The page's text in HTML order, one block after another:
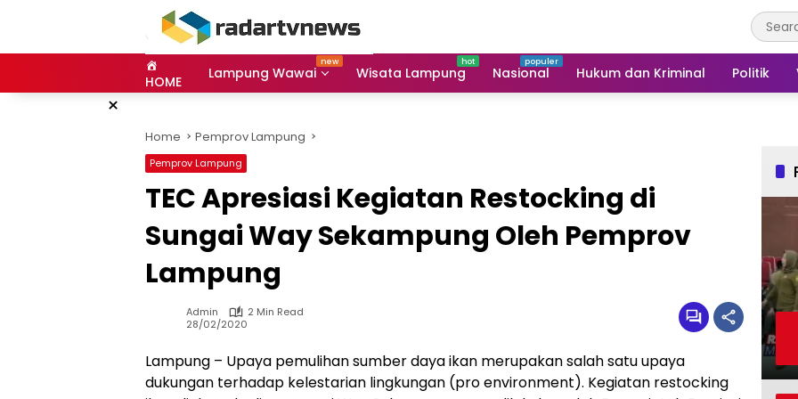
HOME Lampung Wawai Wisata Lampung Nasional Hukum dan Kriminal Politik
×
Home Pemprov Lampung
Pemprov Lampung
TEC Apresiasi Kegiatan Restocking di
Sungai Way Sekampung Oleh Pemprov
Lampung
Admin
2 Min Read
28/02/2020
Lampung – Upaya pemulihan sumber daya ikan merupakan salah satu upaya
dukungan terhadap kelestarian lingkungan (pro environment). Kegiatan restocking